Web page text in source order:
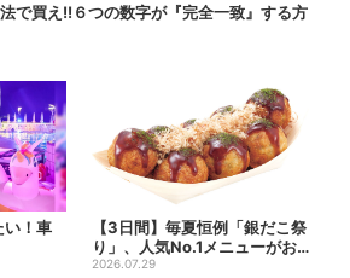
で買え!!６つの数字が『完全一致』する方
い！車
【3日間】毎夏恒例「銀だこ祭
り」、人気No.1メニューがお
得に
2026.07.29